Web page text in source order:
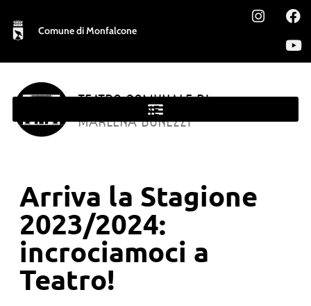
Comune di Monfalcone
TEATRO COMUNALE DI
MONFALCONE
MARLENA BONEZZI
Arriva la Stagione
2023/2024:
incrociamoci a
Teatro!​